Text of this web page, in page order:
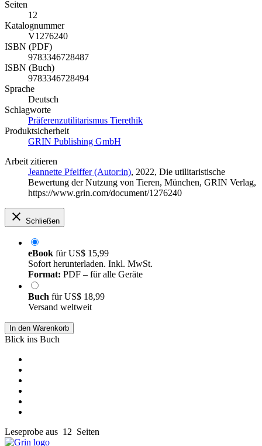
Seiten
12
Katalognummer
V1276240
ISBN (PDF)
9783346728487
ISBN (Buch)
9783346728494
Sprache
Deutsch
Schlagworte
Präferenzutilitarismus Tierethik
Produktsicherheit
GRIN Publishing GmbH
Arbeit zitieren
Jeannette Pfeiffer (Autor:in), 2022, Die utilitaristische
Bewertung der Nutzung von Tieren, München, GRIN Verlag,
https://www.grin.com/document/1276240
Schließen
eBook fürUS$ 15,99
Sofort herunterladen. Inkl. MwSt.
Format: PDF – für alle Geräte
Buch fürUS$ 18,99
Versand weltweit
In den Warenkorb
Blick ins Buch